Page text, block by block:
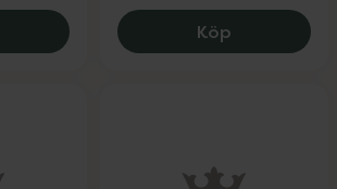
Ortho Movement Running Trex
Köp Ortho